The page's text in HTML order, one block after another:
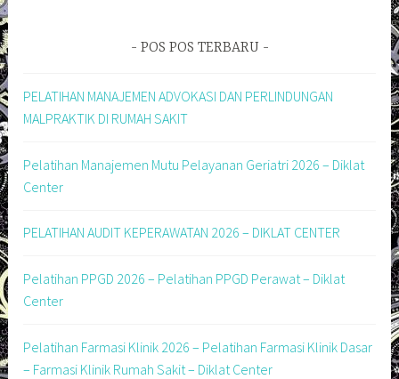
POS POS TERBARU
PELATIHAN MANAJEMEN ADVOKASI DAN PERLINDUNGAN
MALPRAKTIK DI RUMAH SAKIT
Pelatihan Manajemen Mutu Pelayanan Geriatri 2026 – Diklat
Center
PELATIHAN AUDIT KEPERAWATAN 2026 – DIKLAT CENTER
Pelatihan PPGD 2026 – Pelatihan PPGD Perawat – Diklat
Center
Pelatihan Farmasi Klinik 2026 – Pelatihan Farmasi Klinik Dasar
– Farmasi Klinik Rumah Sakit – Diklat Center